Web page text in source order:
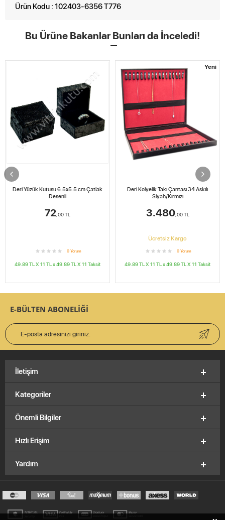
Ürün Kodu : 102403-6356 T776
Bu Ürüne Bakanlar Bunları da İnceledi!
Deri Yüzük Kutusu 6.5x5.5 cm Çatlak
Desenli
72,00TL
0 Yorum
49.89 TL X 11 TL x49.89 TL X 11 Taksit
Yeni
Deri Kolyelik Takı Çantası 34 Askılı
Siyah/Kırmızı
3.480,00TL
Ücretsiz Kargo
0 Yorum
49.89 TL X 11 TL x49.89 TL X 11 Taksit
E-BÜLTEN ABONELİĞİ
Kategoriler
Önemli Bilgiler
Hızlı Erişim
Yardım
İletişim